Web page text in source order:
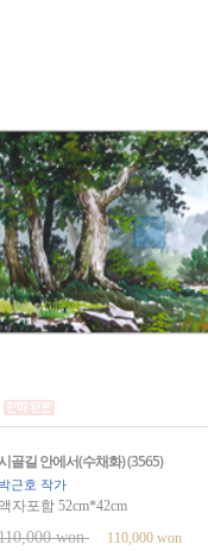
골길 안에서(수채화) (3565)
박근호 작가
액자포함 52cm*42cm
won 110,000 won